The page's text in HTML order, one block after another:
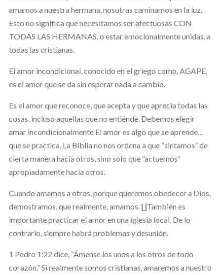
amamos a nuestra hermana, nosotras caminamos en la luz.
Esto no significa que necesitamos ser afectuosas CON
TODAS LAS HERMANAS, o estar emocionalmente unidas, a
todas las cristianas.
El amor incondicional, conocido en el griego como, AGAPE,
es el amor que se da sin esperar nada a cambio.
Es el amor que reconoce, que acepta y que aprecia todas las
cosas, incluso aquellas que no entiende. Debemos elegir
amar incondicionalmente El amor es algo que se aprende…
que se practica. La Biblia no nos ordena a que “sintamos” de
cierta manera hacia otros, sino solo que “actuemos”
apropiadamente hacia otros.
Cuando amamos a otros, porque queremos obedecer a Dios,
demostramos, que realmente, amamos. ∐También es
importante practicar el amor en una iglesia local. De lo
contrario, siempre habrá problemas y desunión.
1 Pedro 1:22 dice, “Ámense los unos a los otros de todo
corazón.” Si realmente somos cristianas, amaremos a nuestro